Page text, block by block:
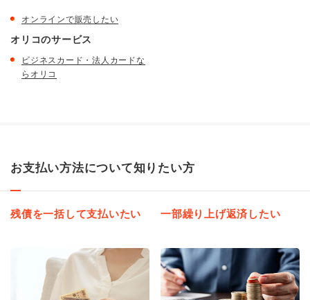
オンラインで販売したい
オリコのサービス
ビジネスカード・法人カードな
らオリコ
お支払い方法について知りたい方
残債を一括して支払いたい 一部繰り上げ返済したい